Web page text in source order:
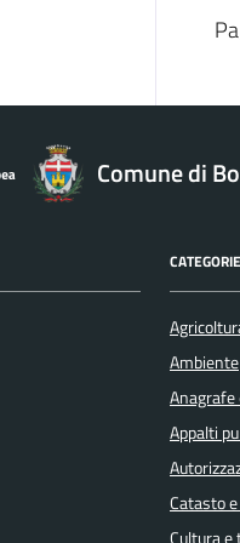
Comune di
Ambiente
Appalti
Catasto